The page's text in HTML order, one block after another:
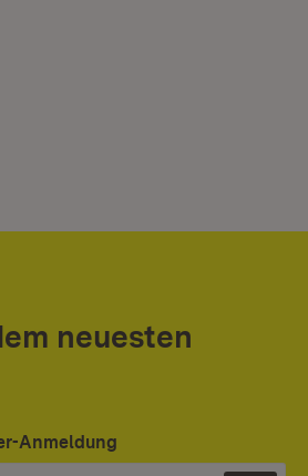
neuesten
Anmeldung